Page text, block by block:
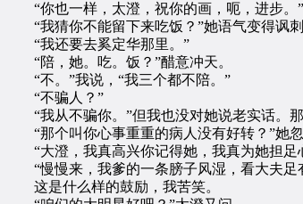
“你也一样，太澄，祝你的画，呃，进步。”
“我猜你不能留下来吃饭？”她语气变得讽刺
“我还要去奚定华那里。”
“陪，她。吃。饭？”醋意冲天。
“不。”我说，“我三个都不陪。”
“不骗人？”
“我从不骗你。”但我也没对她说老实话。那
“那个叫你心事重重的病人没有好转？”她忽
“大澄，我真高兴你记得她，我真为她担足
“慢慢来，我爹的一条膀子风湿，看大夫足
这是什么样的鼓励，我苦笑。